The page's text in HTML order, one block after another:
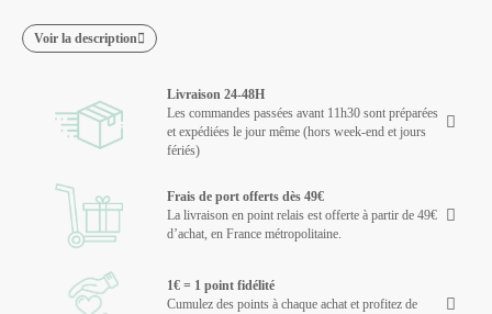
Voir la description
Livraison 24-48H
Les commandes passées avant 11h30 sont préparées
et expédiées le jour même (hors week-end et jours
fériés)
Frais de port offerts dès 49€
La livraison en point relais est offerte à partir de 49€
d’achat, en France métropolitaine.
1€ = 1 point fidélité
Cumulez des points à chaque achat et profitez de